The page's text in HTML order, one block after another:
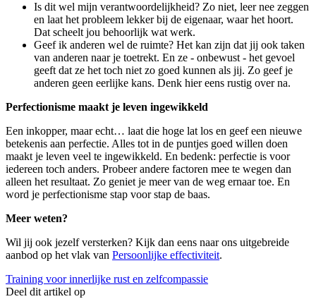
Is dit wel mijn verantwoordelijkheid? Zo niet, leer nee zeggen
en laat het probleem lekker bij de eigenaar, waar het hoort.
Dat scheelt jou behoorlijk wat werk.
Geef ik anderen wel de ruimte? Het kan zijn dat jij ook taken
van anderen naar je toetrekt. En ze - onbewust - het gevoel
geeft dat ze het toch niet zo goed kunnen als jij. Zo geef je
anderen geen eerlijke kans. Denk hier eens rustig over na.
Perfectionisme maakt je leven ingewikkeld
Een inkopper, maar echt… laat die hoge lat los en geef een nieuwe
betekenis aan perfectie. Alles tot in de puntjes goed willen doen
maakt je leven veel te ingewikkeld. En bedenk: perfectie is voor
iedereen toch anders. Probeer andere factoren mee te wegen dan
alleen het resultaat. Zo geniet je meer van de weg ernaar toe. En
word je perfectionisme stap voor stap de baas.
Meer weten?
Wil jij ook jezelf versterken? Kijk dan eens naar ons uitgebreide
aanbod op het vlak van Persoonlijke effectiviteit.
Training voor innerlijke rust en zelfcompassie
Deel dit artikel op